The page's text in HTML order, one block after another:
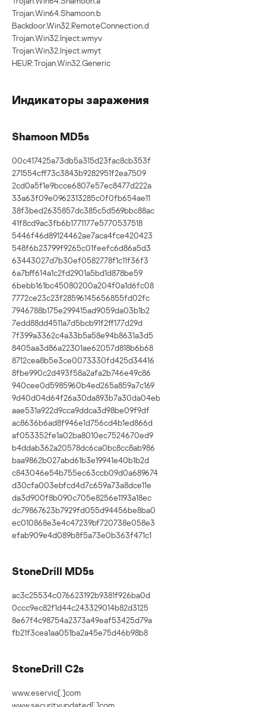
Trojan.Win64.Shamoon.b
Backdoor.Win32.RemoteConnection.d
Trojan.Win32.Inject.wmyv
Trojan.Win32.Inject.wmyt
HEUR:Trojan.Win32.Generic
Индикаторы заражения
Shamoon MD5s
00c417425a73db5a315d23fac8cb353f
271554cff73c3843b9282951f2ea7509
2cd0a5f1e9bcce6807e57ec8477d222a
33a63f09e0962313285c0f0fb654ae11
38f3bed2635857dc385c5d569bbc88ac
41f8cd9ac3fb6b1771177e5770537518
5446f46d89124462ae7aca4fce420423
548f6b23799f9265c01feefc6d86a5d3
63443027d7b30ef0582778f1c11f36f3
6a7bff614a1c2fd2901a5bd1d878be59
6bebb161bc45080200a204f0a1d6fc08
7772ce23c23f28596145656855fd02fc
7946788b175e299415ad9059da03b1b2
7edd88dd4511a7d5bcb91f2ff177d29d
7f399a3362c4a33b5a58e94b8631a3d5
8405aa3d86a22301ae62057d818b6b68
8712cea8b5e3ce0073330fd425d34416
8fbe990c2d493f58a2afa2b746e49c86
940cee0d5985960b4ed265a859a7c169
9d40d04d64f26a30da893b7a30da04eb
aae531a922d9cca9ddca3d98be09f9df
ac8636b6ad8f946e1d756cd4b1ed866d
af053352fe1a02ba8010ec7524670ed9
b4ddab362a20578dc6ca0bc8cc8ab986
baa9862b027abd61b3e19941e40b1b2d
c843046e54b755ec63ccb09d0a689674
d30cfa003ebfcd4d7c659a73a8dce11e
da3d900f8b090c705e8256e1193a18ec
dc79867623b7929fd055d94456be8ba0
ec010868e3e4c47239bf720738e058e3
efab909e4d089b8f5a73e0b363f471c1
StoneDrill MD5s
ac3c25534c076623192b9381f926ba0d
0ccc9ec82f1d44c243329014b82d3125
8e67f4c98754a2373a49eaf53425d79a
fb21f3cea1aa051ba2a45e75d46b98b8
StoneDrill C2s
www.eservic[.]com
www.securityupdated[.]com